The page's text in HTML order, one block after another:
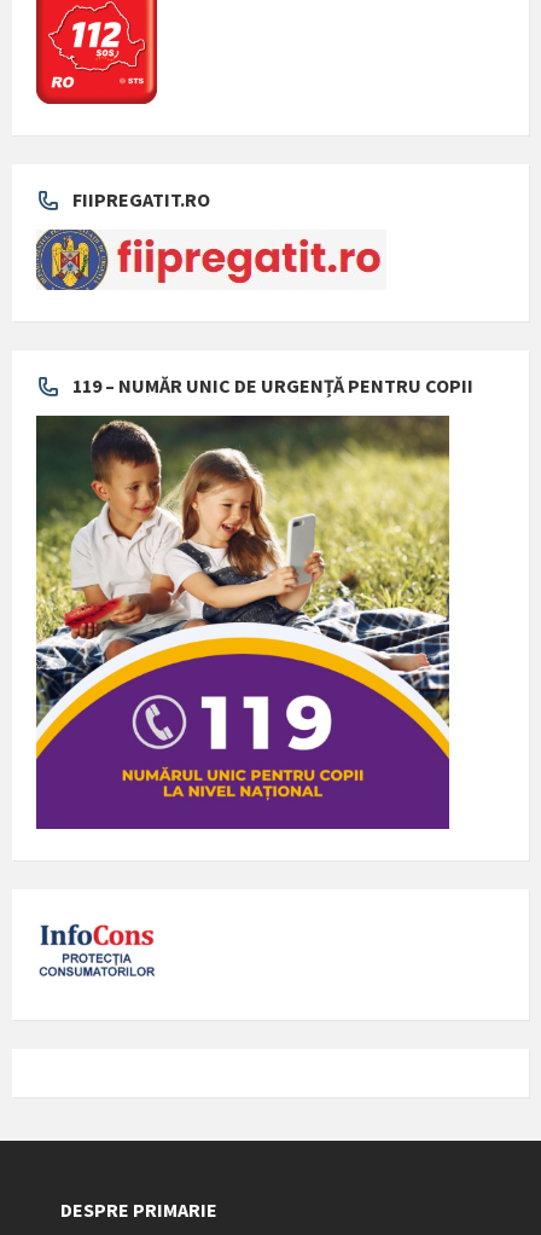
FIIPREGATIT.RO
119 – NUMĂR UNIC DE URGENȚĂ PENTRU COPII
DESPRE PRIMARIE